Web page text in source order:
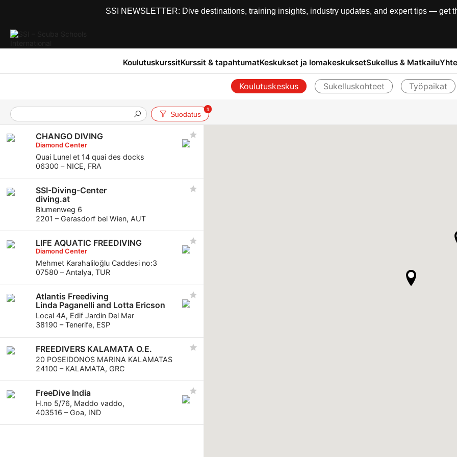
SSI NEWSLETTER: Dive destinations, training insights, industry updates, and expert tips — get
KoulutuskurssitKurssit & tapahtumatKeskukset ja lomakeskuksetSukellus & Matkailu
Koulutuskeskus Sukelluskohteet Työpaikat
Suodatus
1
CHANGO DIVING
Diamond Center
Quai Lunel et 14 quai des docks
06300 – NICE, FRA
SSI-Diving-Center
diving.at
Blumenweg 6
2201 – Gerasdorf bei Wien, AUT
LIFE AQUATIC FREEDIVING
Diamond Center
Mehmet Karahaliloğlu Caddesi no:3
07580 – Antalya, TUR
Atlantis Freediving
Linda Paganelli and Lotta Ericson
Local 4A, Edif Jardin Del Mar
38190 – Tenerife, ESP
FREEDIVERS KALAMATA O.E.
20 POSEIDONOS MARINA KALAMATAS
24100 – KALAMATA, GRC
FreeDive India
H.no 5/76, Maddo vaddo,
403516 – Goa, IND